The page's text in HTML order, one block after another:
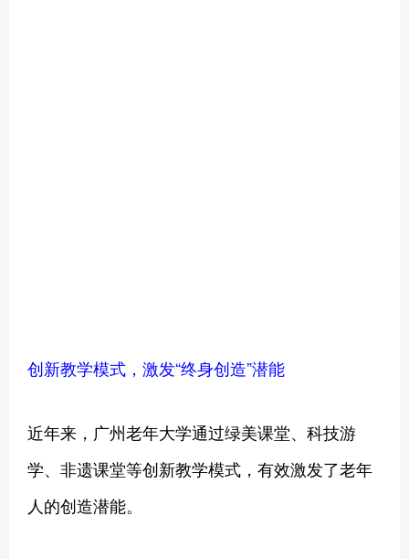
创新教学模式，激发“终身创造”潜能
近年来，广州老年大学通过绿美课堂、科技游
学、非遗课堂等创新教学模式，有效激发了老年
人的创造潜能。